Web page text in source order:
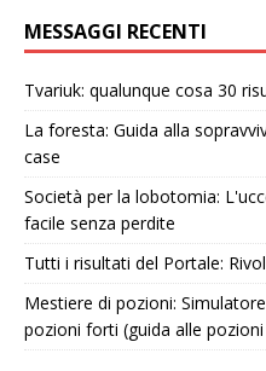
MESSAGGI RECENTI
Tvariuk: qualunque cosa 30
La foresta: Guida alla
case
Società per la lobotomia:
facile senza perdite
Tutti i risultati del Portale:
Mestiere di pozioni:
pozioni forti (guida alle